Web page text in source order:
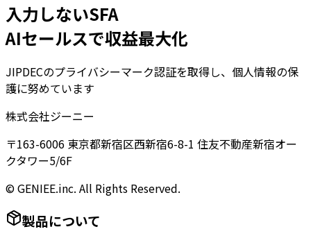
入力しないSFA
AIセールスで収益最大化
JIPDECのプライバシーマーク認証を取得し、個人情報の保
護に努めています
株式会社ジーニー
〒163-6006 東京都新宿区西新宿6-8-1 住友不動産新宿オー
クタワー5/6F
© GENIEE.inc. All Rights Reserved.
製品について